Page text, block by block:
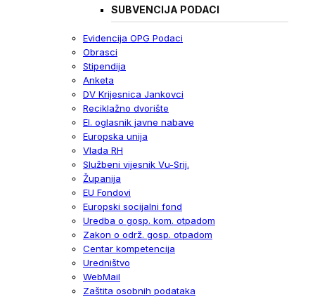
SUBVENCIJA PODACI
Evidencija OPG Podaci
Obrasci
Stipendija
Anketa
DV Krijesnica Jankovci
Reciklažno dvorište
El. oglasnik javne nabave
Europska unija
Vlada RH
Službeni vijesnik Vu-Srij.
Županija
EU Fondovi
Europski socijalni fond
Uredba o gosp. kom. otpadom
Zakon o održ. gosp. otpadom
Centar kompetencija
Uredništvo
WebMail
Zaštita osobnih podataka